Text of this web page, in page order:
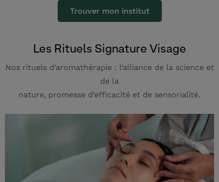
Trouver mon institut
Les Rituels Signature Visage
Nos rituels d’aromathérapie : l’alliance de la science et
de la
nature, promesse d’efficacité et de sensorialité.